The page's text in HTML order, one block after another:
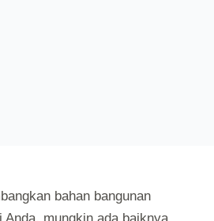
bahan bangunan